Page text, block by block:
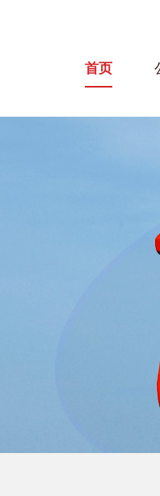
首页